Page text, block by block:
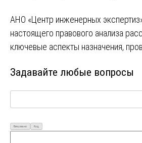
АНО «Центр инженерных
настоящего правового анализа
ключевые аспекты назначения,
Задавайте любые вопросы
Визуально Код